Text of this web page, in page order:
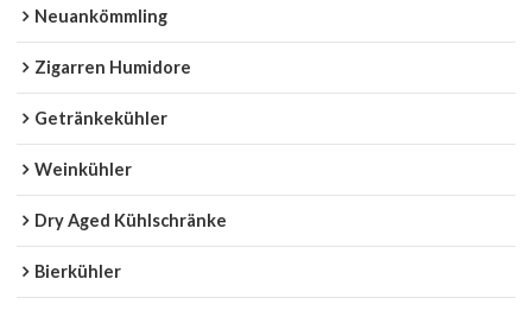
Neuankömmling
Zigarren Humidore
Getränkekühler
Weinkühler
Dry Aged Kühlschränke
Bierkühler